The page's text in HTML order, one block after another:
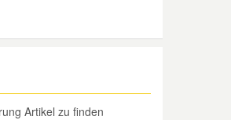
Artikel zu finden